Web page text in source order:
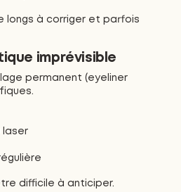
longs à corriger et parfois
imprévisible
permanent (eyeliner
laser
difficile à anticiper.